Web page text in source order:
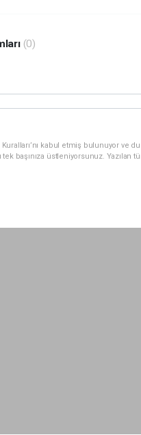
(0)
kabul etmiş bulunuyor ve
başınıza üstleniyorsunuz.